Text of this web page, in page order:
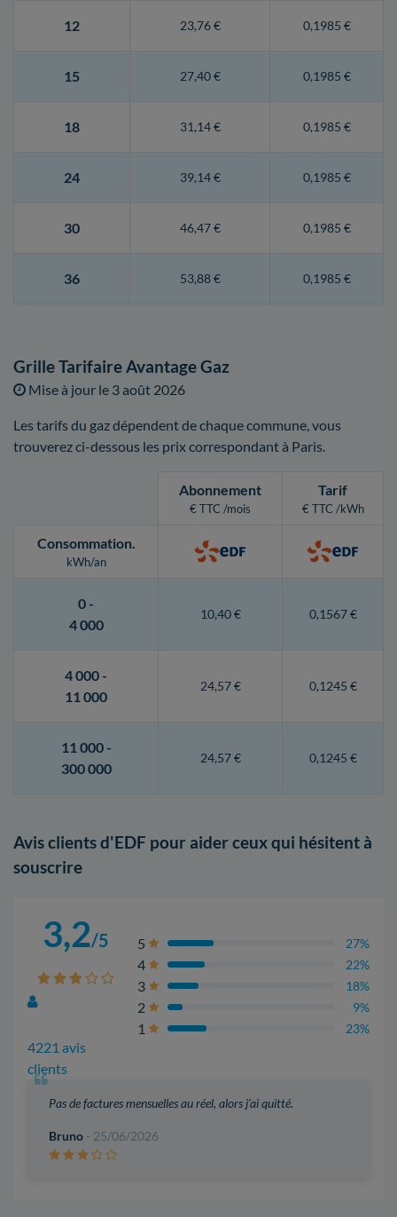
12 23,76 € 0,1985 €
15 27,40 € 0,1985 €
18 31,14 € 0,1985 €
24 39,14 € 0,1985 €
30 46,47 € 0,1985 €
36 53,88 € 0,1985 €
Grille Tarifaire Avantage Gaz
Mise à jour le 3 août 2026
Les tarifs du gaz dépendent de chaque commune, vous
trouverez ci-dessous les prix correspondant à Paris.
Abonnement
€ TTC /mois
Tarif
€ TTC /kWh
Consommation.
kWh/an
0 -
4 000
10,40 € 0,1567 €
4 000 -
11 000
24,57 € 0,1245 €
11 000 -
300 000
24,57 € 0,1245 €
Avis clients d'EDF pour aider ceux qui hésitent à
souscrire
3,2/5
4221 avis
clients
5 27%
4 22%
3 18%
2 9%
1 23%
Pas de factures mensuelles au réel, alors j'ai quitté.
Bruno - 25/06/2026